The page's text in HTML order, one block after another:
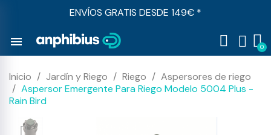
ENVÍOS GRATIS DESDE 149€ *
menu
Inicio Jardín y Riego Riego
Aspersores de riego
Aspersor Emergente Para Riego Modelo 5004 Plus -
Rain Bird